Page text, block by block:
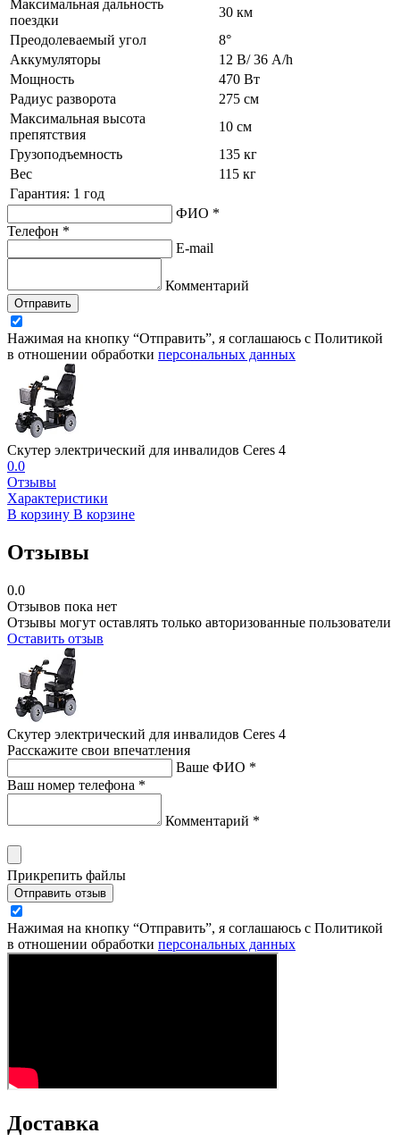
Максимальная дальность
поездки
30 км
Преодолеваемый угол
8°
Аккумуляторы
12 В/ 36 A/h
Мощность
470 Вт
Радиус разворота
275 см
Максимальная высота
препятствия
10 см
Грузоподъемность
135 кг
Вес
115 кг
Гарантия: 1 год
ФИО *
Телефон *
E-mail
Комментарий
Отправить
Нажимая на кнопку “Отправить”, я соглашаюсь с Политикой
в отношении обработки персональных данных
Cкутер электрический для инвалидов Ceres 4
0.0
Отзывы
Характеристики
В корзину В корзине
Отзывы
0.0
Отзывов пока нет
Отзывы могут оставлять только авторизованные пользователи
Оставить отзыв
Cкутер электрический для инвалидов Ceres 4
Расскажите свои впечатления
Ваше ФИО *
Ваш номер телефона *
Комментарий *
Прикрепить файлы
Отправить отзыв
Нажимая на кнопку “Отправить”, я соглашаюсь с Политикой
в отношении обработки персональных данных
Доставка